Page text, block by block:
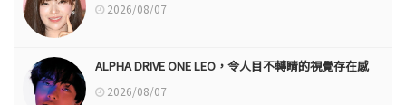
2026/08/07
ALPHA DRIVE ONE LEO，令人目不轉睛的視覺存在感
2026/08/07